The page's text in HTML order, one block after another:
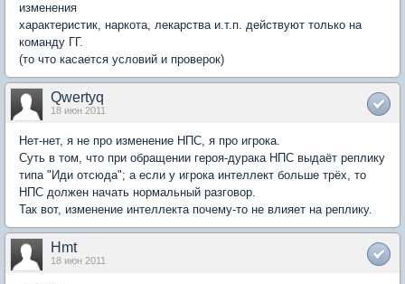
изменения
характеристик, наркота, лекарства и.т.п. действуют только на
команду ГГ.
(то что касается условий и проверок)
Qwertyq
18 июн 2011
Нет-нет, я не про изменение НПС, я про игрока.
Суть в том, что при обращении героя-дурака НПС выдаёт реплику
типа "Иди отсюда"; а если у игрока интеллект больше трёх, то
НПС должен начать нормальный разговор.
Так вот, изменение интеллекта почему-то не влияет на реплику.
Hmt
18 июн 2011